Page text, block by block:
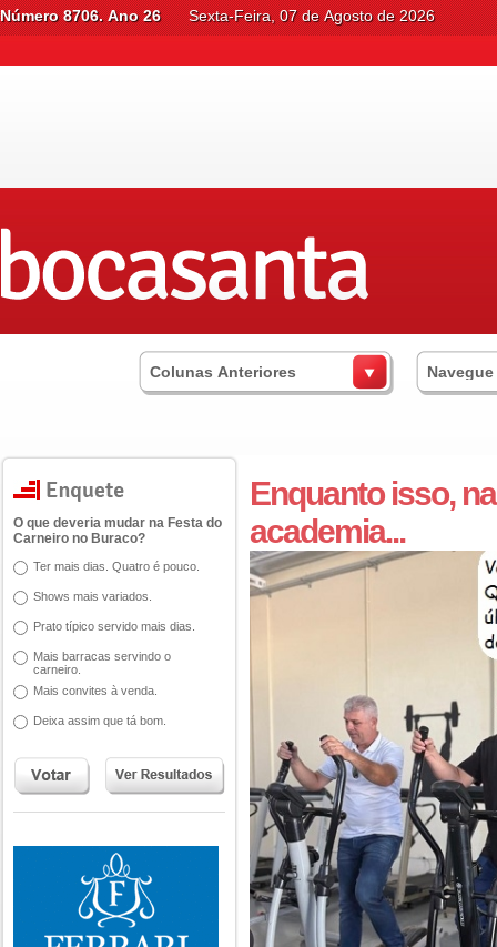
Número 8706. Ano 26 Sexta-Feira, 07 de Agosto de 2026
Colunas Anteriores
O que deveria mudar na Festa do
Carneiro no Buraco?
Ter mais dias. Quatro é pouco.
Shows mais variados.
Prato típico servido mais dias.
Mais barracas servindo o
carneiro.
Mais convites à venda.
Deixa assim que tá bom.
Enquanto isso,
academia...